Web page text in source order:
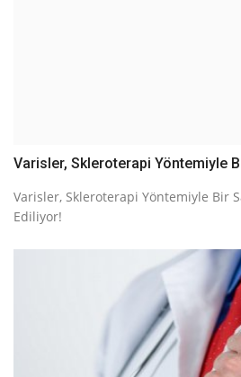
Varisler, Skleroterapi Yöntemiyle
Varisler, Skleroterapi Yöntemiyle Bir
Ediliyor!